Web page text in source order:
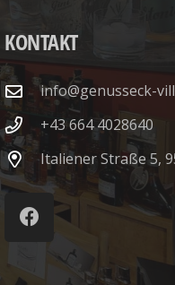
KONTAKT
info@genusseck-
‭+43 664 4028640‬
Italiener Straße 5,